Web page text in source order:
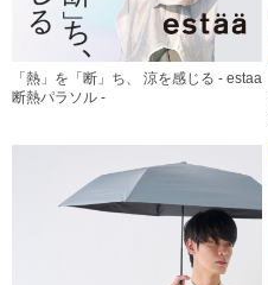
「熱」を「断」ち、 涼を感じる - estaa
断熱パラソル -